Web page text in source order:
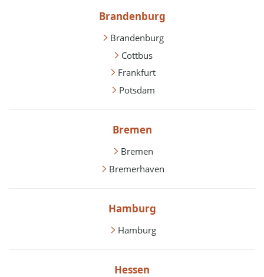
Brandenburg
Brandenburg
Cottbus
Frankfurt
Potsdam
Bremen
Bremen
Bremerhaven
Hamburg
Hamburg
Hessen